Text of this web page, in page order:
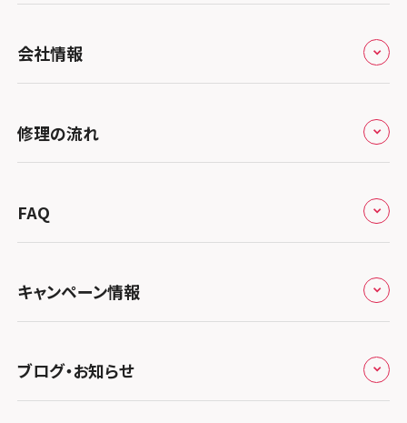
北海道・東北
スマホスピタル大丸札幌
関東
スマホスピタル宇都宮
スマホスピタル 高崎
スマホスピタル鴻巣
スマホスピタル テルル三芳
スマホスピタル 熊谷
スマホスピタル ゲオデジタルベース川口元郷
スマホスピタル埼玉大宮
北陸・甲信越
スマホスピタルアル・プラザ小松
スマホスピタル 北陸総合修理センター
スマホスピタル 長野
東海
スマホスピタル岐阜
スマホスピタル 浜松
スマホスピタル静岡パルコ
スマホスピタル 藤枝
スマホスピタル名古屋駅前
関西
スマホスピタル 大阪梅田
スマホスピタル by デジホ 梅田地下（うめちか）
スマホスピタル京橋
スマホスピタル by デジホ天王寺ミオ
中国・四国
スマホスピタル岡山駅前
スマホスピタル by デジホ マークイズ福岡もも
ち
会社情報
会社概要
総務省登録業者
特定商取引法に関する表記
プライバシーポリシー
郵送修理依頼
修理の流れ
郵送修理の流れ
FAQ
キャンペーン情報
キャンペーン一覧
ブログ・お知らせ